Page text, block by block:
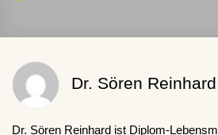
Dr. Sören Reinhard
Dr. Sören Reinhard ist Diplom-